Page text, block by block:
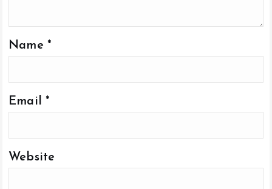
Name *
Email *
Website